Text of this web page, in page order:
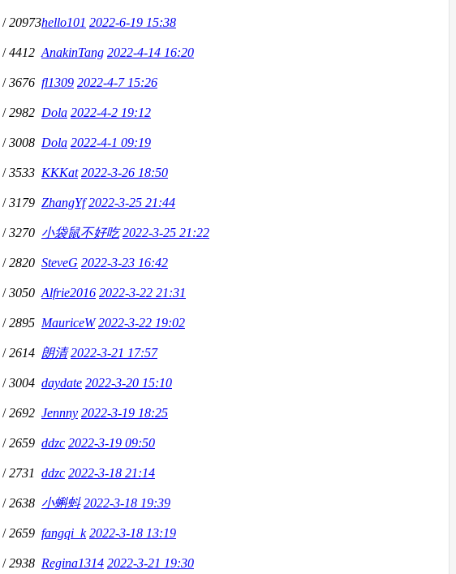
/20973hello101 2022-6-19 15:38
/4412 AnakinTang 2022-4-14 16:20
/3676 fl1309 2022-4-7 15:26
/2982 Dola 2022-4-2 19:12
/3008 Dola 2022-4-1 09:19
/3533 KKKat 2022-3-26 18:50
/3179 ZhangYf 2022-3-25 21:44
/3270 小袋鼠不好吃 2022-3-25 21:22
/2820 SteveG 2022-3-23 16:42
/3050 Alfrie2016 2022-3-22 21:31
/2895 MauriceW 2022-3-22 19:02
/2614 朗清 2022-3-21 17:57
/3004 daydate 2022-3-20 15:10
/2692 Jennny 2022-3-19 18:25
/2659 ddzc 2022-3-19 09:50
/2731 ddzc 2022-3-18 21:14
/2638 小蝌蚪 2022-3-18 19:39
/2659 fangqi_k 2022-3-18 13:19
/2938 Regina1314 2022-3-21 19:30